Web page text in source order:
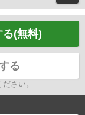
(無料)
る
さい。